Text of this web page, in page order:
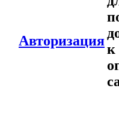
Авторизация
к